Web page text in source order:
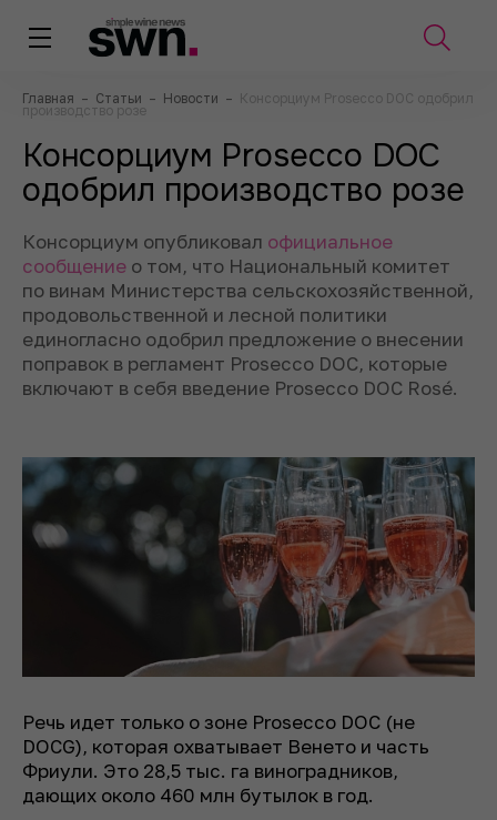
Главная – Статьи – Новости – Консорциум Prosecco DOC одобрил
производство розе
Консорциум Prosecco DOC
одобрил производство розе
Консорциум опубликовал официальное
сообщение о том, что Национальный комитет
по винам Министерства сельскохозяйственной,
продовольственной и лесной политики
единогласно одобрил предложение о внесении
поправок в регламент Prosecco DOC, которые
включают в себя введение Prosecco DOC Rosé.
Речь идет только о зоне Prosecco DOC (не
DOCG), которая охватывает Венето и часть
Фриули. Это 28,5 тыс. га виноградников,
дающих около 460 млн бутылок в год.